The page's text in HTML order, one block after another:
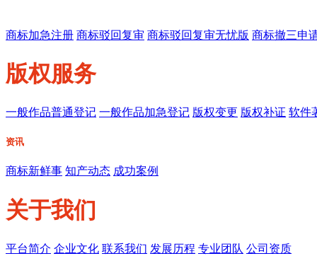
商标加急注册 商标驳回复审 商标驳回复审无忧版 商标撤三申
版权服务
一般作品普通登记 一般作品加急登记 版权变更 版权补证 软件
资讯
商标新鲜事 知产动态 成功案例
关于我们
平台简介 企业文化 联系我们 发展历程 专业团队 公司资质